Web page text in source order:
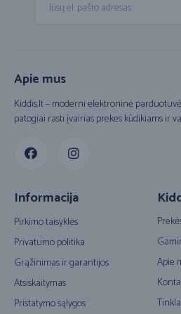
Apie mus
Kiddis.lt – moderni elektroninė
patogiai rasti įvairias prekes kūdikiams ir
Informacija
Pirkimo taisyklės
Privatumo politika
Grąžinimas ir garantijos
Atsiskaitymas
Pristatymo sąlygos
Apie